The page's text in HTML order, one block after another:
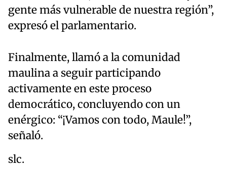
gente más vulnerable de nuestra región”,
expresó el parlamentario.
Finalmente, llamó a la comunidad
maulina a seguir participando
activamente en este proceso
democrático, concluyendo con un
enérgico: “¡Vamos con todo, Maule!”,
señaló.
slc.